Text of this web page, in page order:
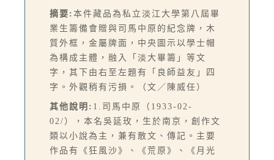
摘要: 本件藏品為私立淡江大學第八屆畢
業生籌備會贈與司馬中原的紀念牌，木
質外框，金屬牌面，中央圖示以學士帽
為構成主體，融入「淡大畢籌」等文
字，其下由右至左題有「良師益友」四
字。外觀稍有污損。（文／陳威任）
其他說明: 1.司馬中原（1933-02-
02/），本名吳延玫，生於南京，創作文
類以小說為主，兼有散文、傳記。主要
作品有《狂風沙》、《荒原》、《月光